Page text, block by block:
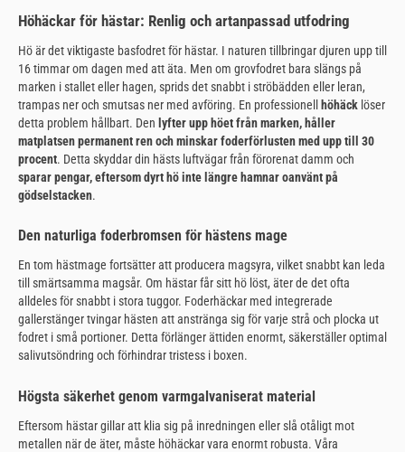
Höhäckar för hästar: Renlig och artanpassad utfodring
Hö är det viktigaste basfodret för hästar. I naturen tillbringar djuren upp till
16 timmar om dagen med att äta. Men om grovfodret bara slängs på
marken i stallet eller hagen, sprids det snabbt i ströbädden eller leran,
trampas ner och smutsas ner med avföring. En professionell
höhäck löser
detta problem hållbart. Den lyfter upp höet från marken, håller
matplatsen permanent ren och minskar foderförlusten med upp till 30
procent. Detta skyddar din hästs luftvägar från förorenat damm och
sparar pengar, eftersom dyrt hö inte längre hamnar oanvänt på
gödselstacken.
Den naturliga foderbromsen för hästens mage
En tom hästmage fortsätter att producera magsyra, vilket snabbt kan leda
till smärtsamma magsår. Om hästar får sitt hö löst, äter de det ofta
alldeles för snabbt i stora tuggor. Foderhäckar med integrerade
gallerstänger tvingar hästen att anstränga sig för varje strå och plocka ut
fodret i små portioner. Detta förlänger ättiden enormt, säkerställer optimal
salivutsöndring och förhindrar tristess i boxen.
Högsta säkerhet genom varmgalvaniserat material
Eftersom hästar gillar att klia sig på inredningen eller slå otåligt mot
metallen när de äter, måste höhäckar vara enormt robusta. Våra